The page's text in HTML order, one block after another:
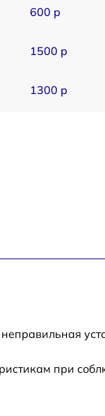
600 р
1500 р
1300 р
при